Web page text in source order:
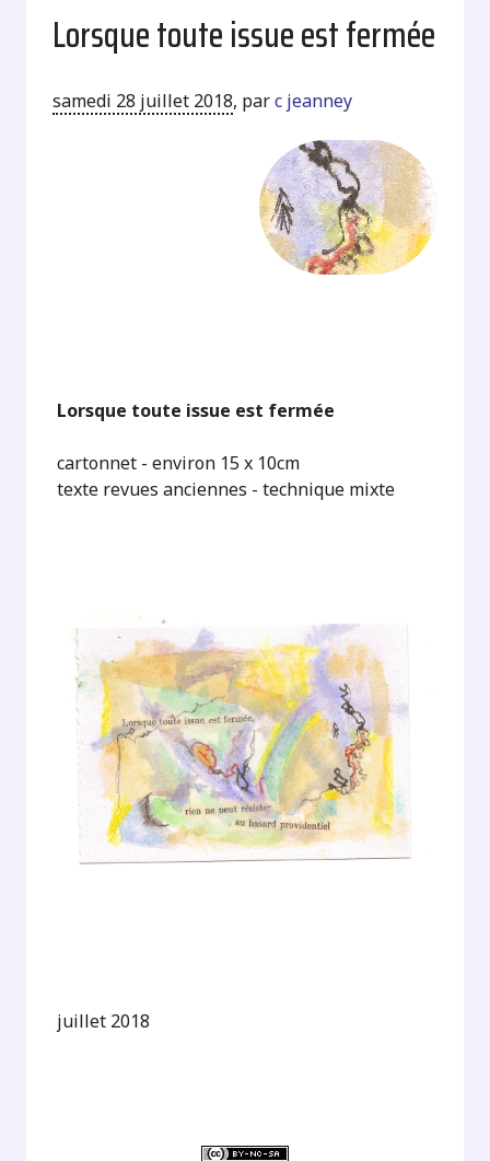
Lorsque toute issue est fermée
samedi 28 juillet 2018, parc jeanney
Lorsque toute issue est fermée
cartonnet - environ 15 x 10cm
texte revues anciennes - technique mixte
juillet 2018